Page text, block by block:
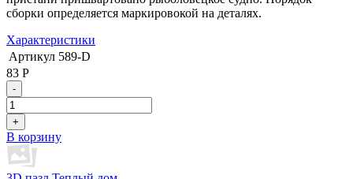
сборки определяется маркировокой на деталях.
Характеристики
Артикул 589-D
83 Р
-
+
В корзину